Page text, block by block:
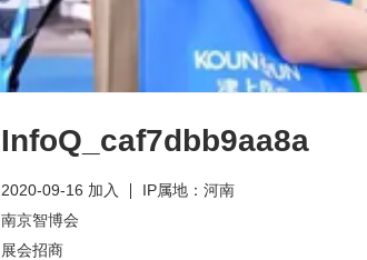
InfoQ_caf7dbb9aa8a
2020-09-16 加入
IP属地：河南
南京智博会
展会招商